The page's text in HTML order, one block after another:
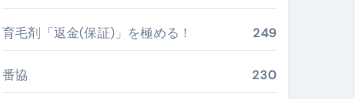
すめ・選び方・洗い方・Q&Aまで
育毛剤「返金(保証)」を極める！ 249
番協 230